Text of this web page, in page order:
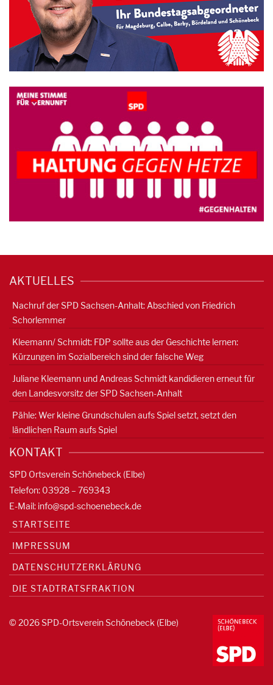
AKTUELLES
Nachruf der SPD Sachsen-Anhalt: Abschied von Friedrich
Schorlemmer
Kleemann/ Schmidt: FDP sollte aus der Geschichte lernen:
Kürzungen im Sozialbereich sind der falsche Weg
Juliane Kleemann und Andreas Schmidt kandidieren erneut für
den Landesvorsitz der SPD Sachsen-Anhalt
Pähle: Wer kleine Grundschulen aufs Spiel setzt, setzt den
ländlichen Raum aufs Spiel
KONTAKT
SPD Ortsverein Schönebeck (Elbe)
Telefon: 03928 – 769343
E-Mail: info@spd-schoenebeck.de
STARTSEITE
IMPRESSUM
DATENSCHUTZERKLÄRUNG
DIE STADTRATSFRAKTION
© 2026 SPD-Ortsverein Schönebeck (Elbe)